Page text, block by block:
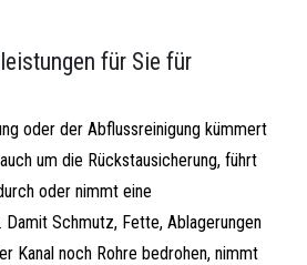
für Sie für
oder der Abflussreinigung kümmert
um die Rückstausicherung, führt
oder nimmt eine
Damit Schmutz, Fette, Ablagerungen
Kanal noch Rohre bedrohen, nimmt